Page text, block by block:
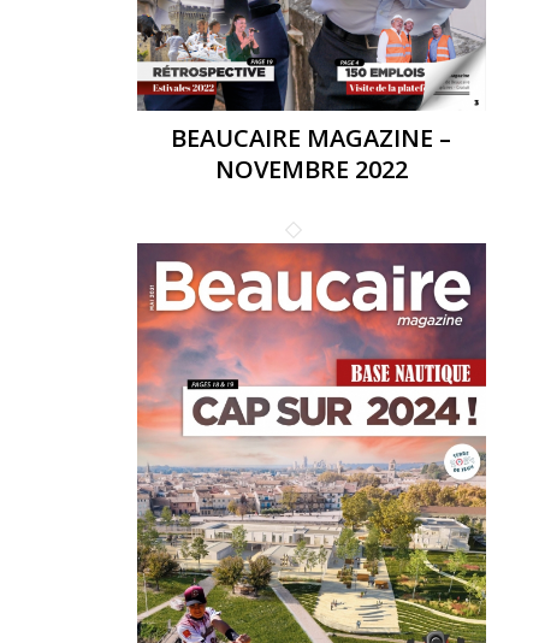
BEAUCAIRE MAGAZINE –
NOVEMBRE 2022